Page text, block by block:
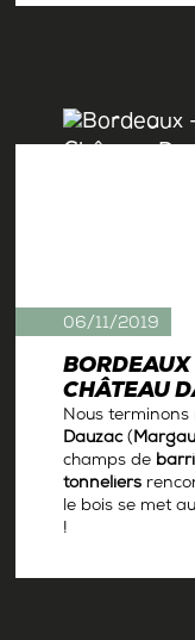
CHÂTEAU
Nous
Dauzac(
champs de
tonneliers
le bois se met
!
06/11/2019